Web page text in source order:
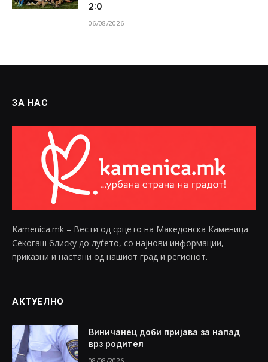
2:0
06/08/2026
ЗА НАС
Kamenica.mk – Вести од срцето на Македонска Каменица
Секогаш блиску до луѓето, со најнови информации,
приказни и настани од нашиот град и регионот.
АКТУЕЛНО
Виничанец доби пријава за напад
врз родител